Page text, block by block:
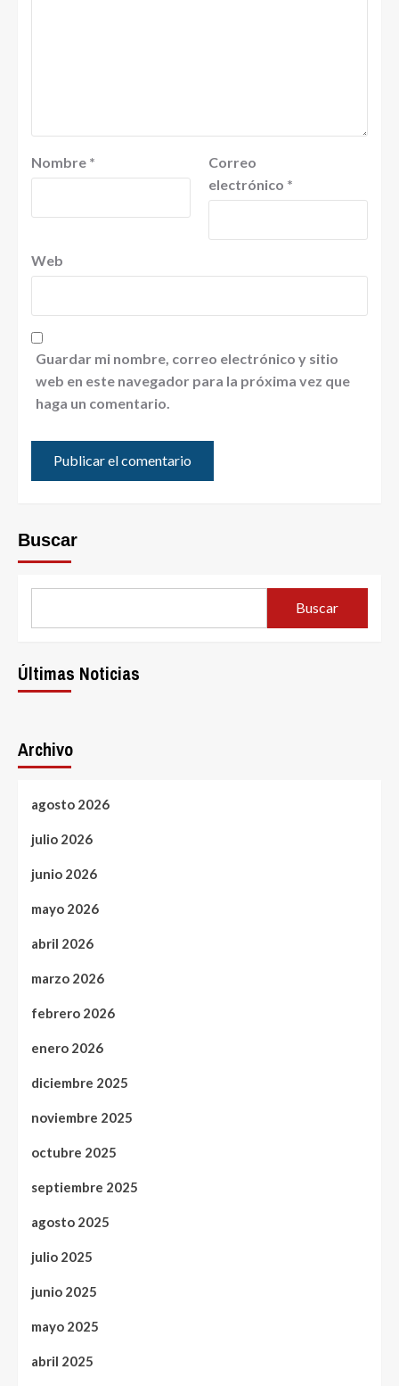
Nombre *
Correo
electrónico *
Web
Guardar mi nombre, correo electrónico y sitio
web en este navegador para la próxima vez que
haga un comentario.
Buscar
Buscar
Últimas Noticias
Archivo
agosto 2026
julio 2026
junio 2026
mayo 2026
abril 2026
marzo 2026
febrero 2026
enero 2026
diciembre 2025
noviembre 2025
octubre 2025
septiembre 2025
agosto 2025
julio 2025
junio 2025
mayo 2025
abril 2025